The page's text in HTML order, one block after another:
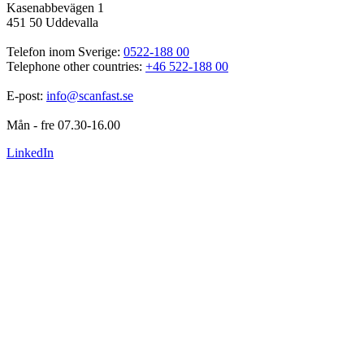
Kasenabbevägen 1
451 50 Uddevalla
Telefon inom Sverige: 0522-188 00
Telephone other countries: +46 522-188 00
E-post: info@scanfast.se
Mån - fre 07.30-16.00
LinkedIn